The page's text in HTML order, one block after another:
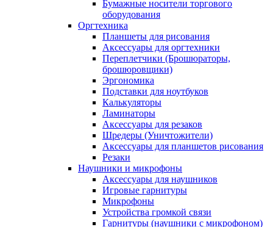
Бумажные носители торгового
оборудования
Оргтехника
Планшеты для рисования
Аксессуары для оргтехники
Переплетчики (Брошюраторы,
брошюровщики)
Эргономика
Подставки для ноутбуков
Калькуляторы
Ламинаторы
Аксессуары для резаков
Шредеры (Уничтожители)
Аксессуары для планшетов рисования
Резаки
Наушники и микрофоны
Аксессуары для наушников
Игровые гарнитуры
Микрофоны
Устройства громкой связи
Гарнитуры (наушники с микрофоном)